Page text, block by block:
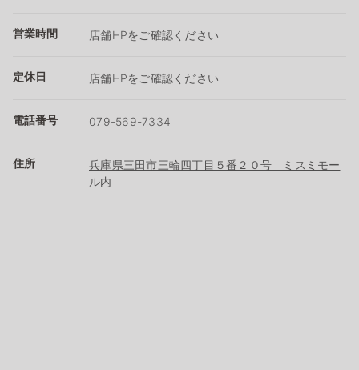
営業時間 店舗HPをご確認ください
定休日 店舗HPをご確認ください
電話番号 079-569-7334
住所
兵庫県三田市三輪四丁目５番２０号 ミスミモー
ル内